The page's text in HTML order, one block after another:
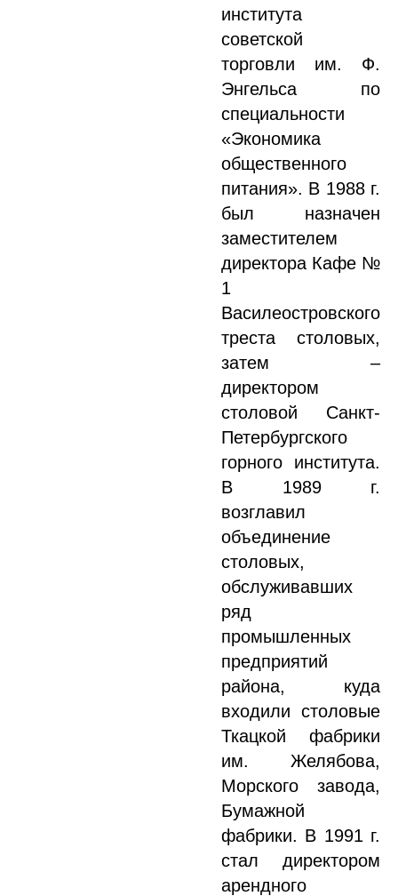
института
советской
торговли им. Ф.
Энгельса по
специальности
«Экономика
общественного
питания». В 1988 г.
был назначен
заместителем
директора Кафе №
1
Василеостровского
треста столовых,
затем –
директором
столовой Санкт-
Петербургского
горного института.
В 1989 г.
возглавил
объединение
столовых,
обслуживавших
ряд
промышленных
предприятий
района, куда
входили столовые
Ткацкой фабрики
им. Желябова,
Морского завода,
Бумажной
фабрики. В 1991 г.
стал директором
арендного